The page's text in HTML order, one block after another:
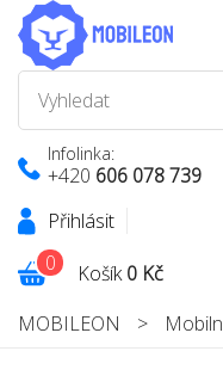
Infolinka:
+420 606 078 739
Přihlásit
Košík0 Kč
0
MOBILEON >